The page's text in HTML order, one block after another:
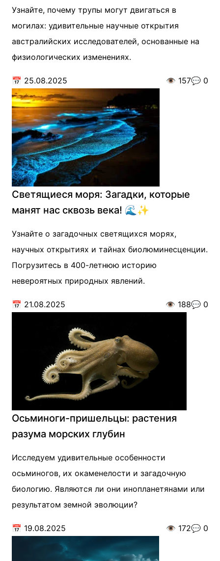
Узнайте, почему трупы могут двигаться в
могилах: удивительные научные открытия
австралийских исследователей, основанные на
физиологических изменениях.
📅 25.08.2025 👁️ 157💬 0
Светящиеся моря: Загадки, которые
манят нас сквозь века! 🌊✨
Узнайте о загадочных светящихся морях,
научных открытиях и тайнах биолюминесценции.
Погрузитесь в 400-летнюю историю
невероятных природных явлений.
📅 21.08.2025 👁️ 188💬 0
Осьминоги-пришельцы: растения
разума морских глубин
Исследуем удивительные особенности
осьминогов, их окаменелости и загадочную
биологию. Являются ли они инопланетянами или
результатом земной эволюции?
📅 19.08.2025 👁️ 172💬 0